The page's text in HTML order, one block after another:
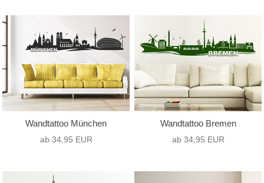
Wandtattoo München
ab 34,95 EUR
Wandtattoo Bremen
ab 34,95 EUR